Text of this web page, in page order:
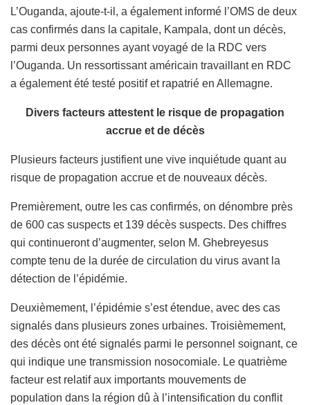
L’Ouganda, ajoute-t-il, a également informé l’OMS de deux
cas confirmés dans la capitale, Kampala, dont un décès,
parmi deux personnes ayant voyagé de la RDC vers
l’Ouganda. Un ressortissant américain travaillant en RDC
a également été testé positif et rapatrié en Allemagne.
Divers facteurs attestent le risque de propagation
accrue et de décès
Plusieurs facteurs justifient une vive inquiétude quant au
risque de propagation accrue et de nouveaux décès.
Premièrement, outre les cas confirmés, on dénombre près
de 600 cas suspects et 139 décès suspects. Des chiffres
qui continueront d’augmenter, selon M. Ghebreyesus
compte tenu de la durée de circulation du virus avant la
détection de l’épidémie.
Deuxièmement, l’épidémie s’est étendue, avec des cas
signalés dans plusieurs zones urbaines. Troisièmement,
des décès ont été signalés parmi le personnel soignant, ce
qui indique une transmission nosocomiale. Le quatrième
facteur est relatif aux importants mouvements de
population dans la région dû à l’intensification du conflit